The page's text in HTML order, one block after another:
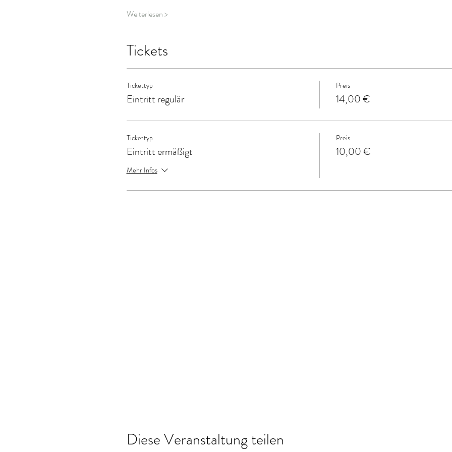
Weiterlesen >
Tickets
Tickettyp
Eintritt regulär
Preis
14,00 €
Tickettyp
Eintritt ermäßigt
Mehr Infos
Preis
10,00 €
Diese Veranstaltung teilen